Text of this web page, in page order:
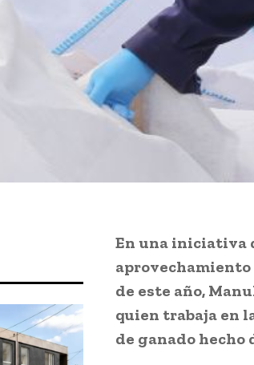
En una iniciativa
aprovechamiento
de este año,
quien trabaja en
de ganado hecho